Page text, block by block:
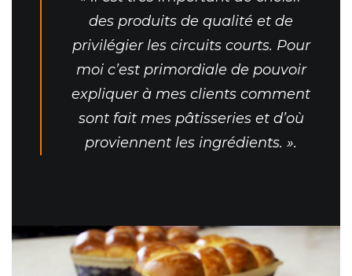
des produits de qualité et de
privilégier les circuits courts. Pour
moi c’est primordiale de pouvoir
expliquer à mes clients comment
sont fait mes pâtisseries et d’où
proviennent les ingrédients. ».